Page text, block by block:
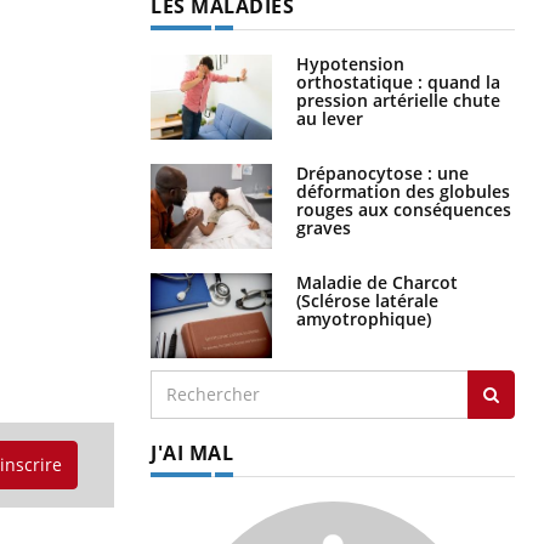
LES MALADIES
Hypotension
orthostatique : quand la
pression artérielle chute
au lever
Drépanocytose : une
déformation des globules
rouges aux conséquences
graves
Maladie de Charcot
(Sclérose latérale
amyotrophique)
J'AI MAL